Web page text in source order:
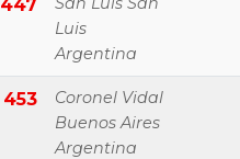
447
Luis
Argentina
453
Coronel Vidal
Buenos Aires
Argentina